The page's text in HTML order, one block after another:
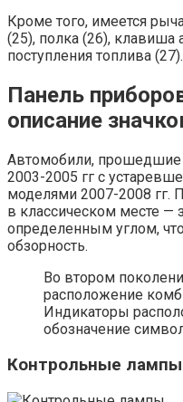
Кроме того, имеется
(25), полка (26), клавиша
поступления топлива (27).
Панель
описание
Автомобили,
2003-2005 гг с
моделями 2007-2008 гг.
в классическом месте —
определенным углом,
обзорность.
Во втором
расположение
Индикаторы
обозначение
Контрольные лампы